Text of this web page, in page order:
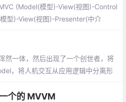
(Model(模型)-View(视图)-Control
型)-View(视图)-Presenter(中介
然一体，然后出现了一个创世者，将
，将人机交互从应用逻辑中分离形
个的 MVVM